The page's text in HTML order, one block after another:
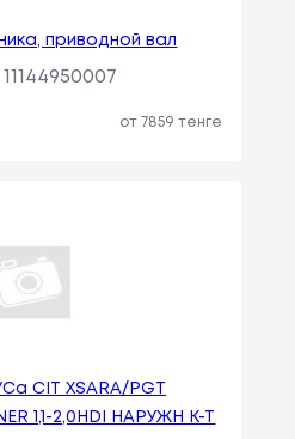
приводной вал
от 7859 тенге
CIT XSARA/PGT
1,1-2,0HDI НАРУЖН K-T